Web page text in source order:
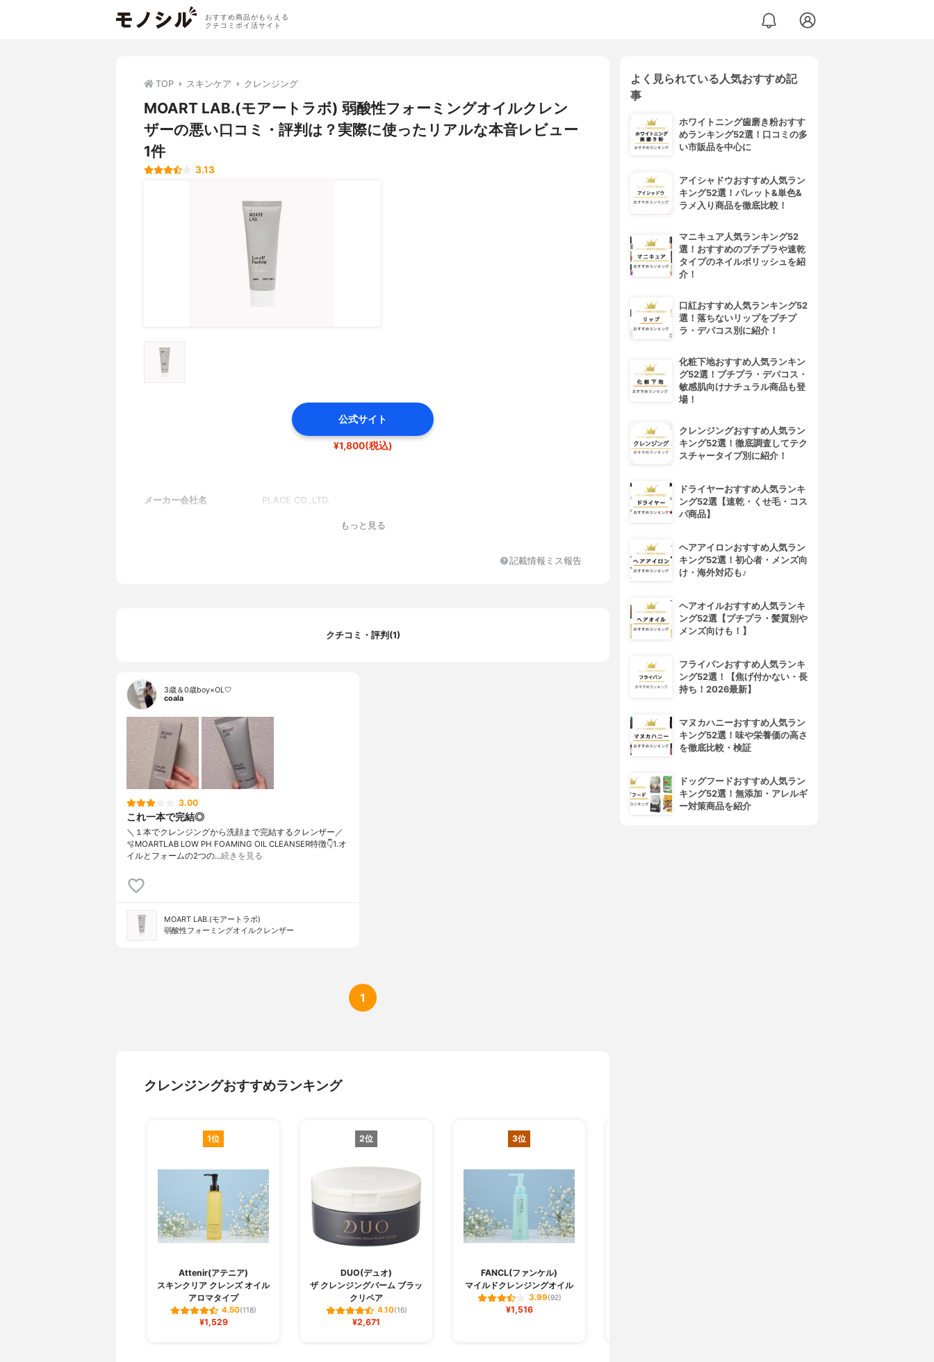
おすすめ商品がもらえる
クチコミポイ活サイト
TOP スキンケア クレンジング
MOART LAB.(モアートラボ) 弱酸性フォーミングオイルクレン
ザーの悪い口コミ・評判は？実際に使ったリアルな本音レビュー
1件
3.13
公式サイト
¥1,800(税込)
メーカー会社名 PLACE CO.,LTD.
もっと見る
記載情報ミス報告
クチコミ・評判(1)
3歳＆0歳boy×OL🤍
coala
3.00
これ一本で完結◎
＼１本でクレンジングから洗顔まで完結するクレンザー／
🫧MOARTLAB LOW PH FOAMING OIL CLEANSER特徴👇1.オ
イルとフォームの2つの…続きを見る
MOART LAB.(モアートラボ)
弱酸性フォーミングオイルクレンザー
1
クレンジングおすすめランキング
1位
Attenir(アテニア)
スキンクリア クレンズ オイル
アロマタイプ
4.50(118)
¥1,529
2位
DUO(デュオ)
ザ クレンジングバーム ブラッ
クリペア
4.10(16)
¥2,671
3位
FANCL(ファンケル)
マイルドクレンジングオイル
3.99(92)
¥1,516
よく見られている人気おすすめ記
事
ホワイトニング歯磨き粉おすす
めランキング52選！口コミの多
い市販品を中心に
アイシャドウおすすめ人気ラン
キング52選！パレット&単色&
ラメ入り商品を徹底比較！
マニキュア人気ランキング52
選！おすすめのプチプラや速乾
タイプのネイルポリッシュを紹
介！
口紅おすすめ人気ランキング52
選！落ちないリップをプチプ
ラ・デパコス別に紹介！
化粧下地おすすめ人気ランキン
グ52選！プチプラ・デパコス・
敏感肌向けナチュラル商品も登
場！
クレンジングおすすめ人気ラン
キング52選！徹底調査してテク
スチャータイプ別に紹介！
ドライヤーおすすめ人気ランキ
ング52選【速乾・くせ毛・コス
パ商品】
ヘアアイロンおすすめ人気ラン
キング52選！初心者・メンズ向
け・海外対応も♪
ヘアオイルおすすめ人気ランキ
ング52選【プチプラ・髪質別や
メンズ向けも！】
フライパンおすすめ人気ランキ
ング52選！【焦げ付かない・長
持ち！2026最新】
マヌカハニーおすすめ人気ラン
キング52選！味や栄養価の高さ
を徹底比較・検証
ドッグフードおすすめ人気ラン
キング52選！無添加・アレルギ
ー対策商品を紹介